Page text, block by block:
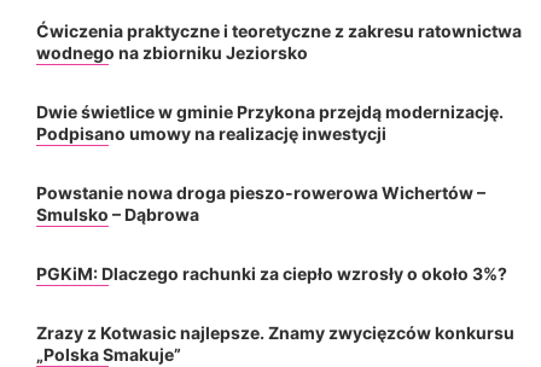
Ćwiczenia praktyczne i teoretyczne z zakresu ratownictwa
wodnego na zbiorniku Jeziorsko
Dwie świetlice w gminie Przykona przejdą modernizację.
Podpisano umowy na realizację inwestycji
Powstanie nowa droga pieszo-rowerowa Wichertów –
Smulsko – Dąbrowa
PGKiM: Dlaczego rachunki za ciepło wzrosły o około 3%?
Zrazy z Kotwasic najlepsze. Znamy zwycięzców konkursu
„Polska Smakuje”